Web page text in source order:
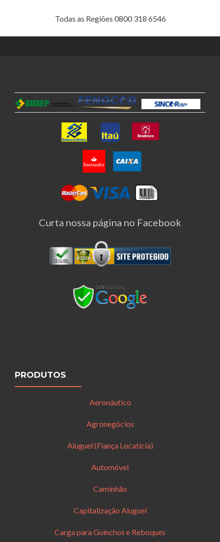
Todas as Regiões 0800 318 6546
Curta nossa página no Facebook
PRODUTOS
Aeronáutico
Agronegócios
Aluguel (Fiança Locatícia)
Automóvel
Caminhão
Capitalização Aluguel
Carga para Guinchos e Reboques